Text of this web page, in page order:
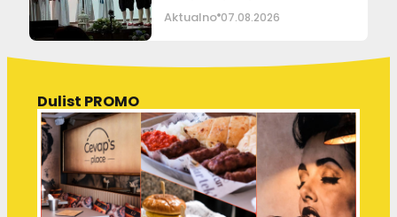
Aktualno 07.08.2026
Dulist PROMO